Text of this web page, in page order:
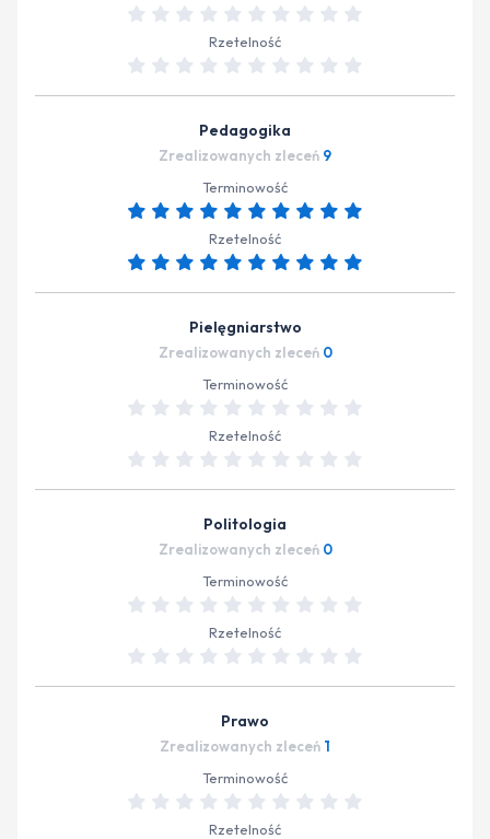
Rzetelność
Pedagogika
Zrealizowanych zleceń 9
Terminowość
Rzetelność
Pielęgniarstwo
Zrealizowanych zleceń 0
Terminowość
Rzetelność
Politologia
Zrealizowanych zleceń 0
Terminowość
Rzetelność
Prawo
Zrealizowanych zleceń 1
Terminowość
Rzetelność